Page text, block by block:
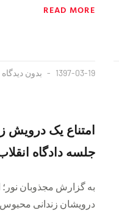
READ MORE
1397-03-19 بدون دیدگاه
امتناع یک درویش
جلسه دادگاه
به گزارش مجذوبان نور؛
درویشان زندانی محبوس